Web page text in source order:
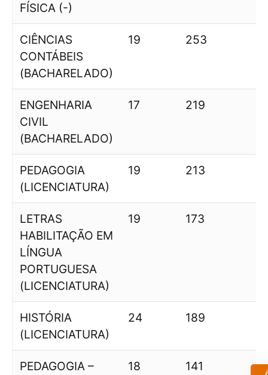
FÍSICA (-)
CIÊNCIAS
CONTÁBEIS
(BACHARELADO)
19 253
ENGENHARIA
CIVIL
(BACHARELADO)
17 219
PEDAGOGIA
(LICENCIATURA)
19 213
LETRAS
HABILITAÇÃO EM
LÍNGUA
PORTUGUESA
(LICENCIATURA)
19 173
HISTÓRIA
(LICENCIATURA)
24 189
PEDAGOGIA –
18 141